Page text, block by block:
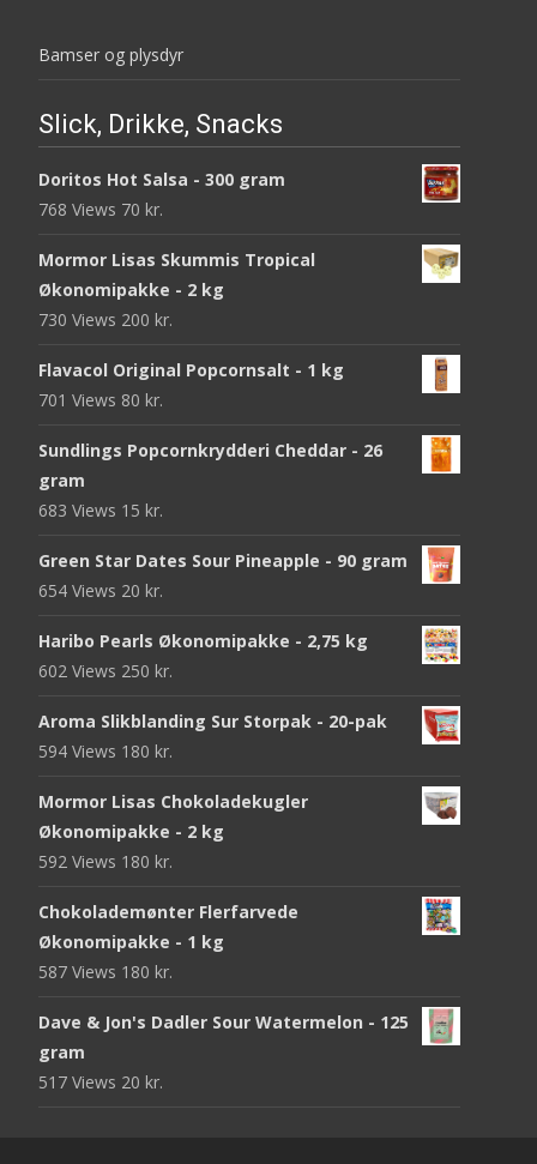
Bamser og plysdyr
Slick, Drikke, Snacks
Doritos Hot Salsa - 300 gram
768 Views 70 kr.
Mormor Lisas Skummis Tropical
Økonomipakke - 2 kg
730 Views 200 kr.
Flavacol Original Popcornsalt - 1 kg
701 Views 80 kr.
Sundlings Popcornkrydderi Cheddar - 26
gram
683 Views 15 kr.
Green Star Dates Sour Pineapple - 90 gram
654 Views 20 kr.
Haribo Pearls Økonomipakke - 2,75 kg
602 Views 250 kr.
Aroma Slikblanding Sur Storpak - 20-pak
594 Views 180 kr.
Mormor Lisas Chokoladekugler
Økonomipakke - 2 kg
592 Views 180 kr.
Chokolademønter Flerfarvede
Økonomipakke - 1 kg
587 Views 180 kr.
Dave & Jon's Dadler Sour Watermelon - 125
gram
517 Views 20 kr.